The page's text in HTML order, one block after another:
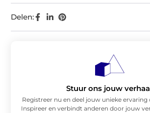
Delen:
Stuur ons jouw
Registreer nu en deel jouw unieke
Inspireer en verbindt anderen door jouw